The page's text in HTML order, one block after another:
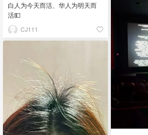
白人为今天而活、华人为明天而
活💵
CJ111